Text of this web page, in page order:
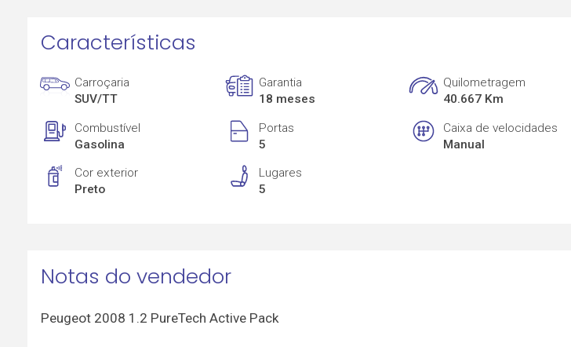
Características
Carroçaria
SUV/TT
Garantia
18 meses
Quilometragem
40.667 Km
Combustível
Gasolina
Portas
5
Caixa de velocidades
Manual
Cor exterior
Preto
Lugares
5
Notas do vendedor
Peugeot 2008 1.2 PureTech Active Pack